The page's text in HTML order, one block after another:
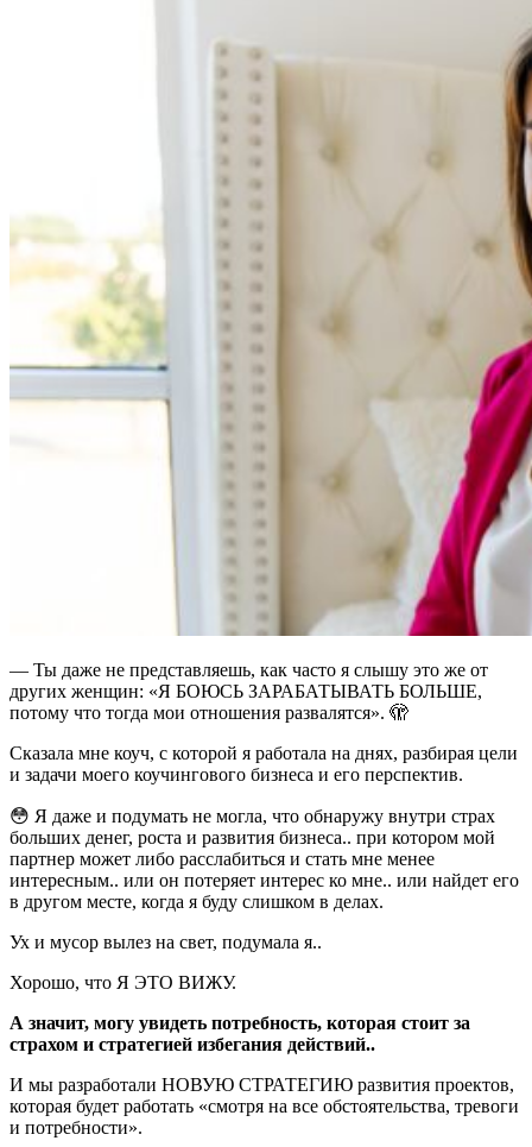
— Ты даже не представляешь, как часто я слышу это же от
других женщин: «Я БОЮСЬ ЗАРАБАТЫВАТЬ БОЛЬШЕ,
потому что тогда мои отношения развалятся». 🫣
Сказала мне коуч, с которой я работала на днях, разбирая цели
и задачи моего коучингового бизнеса и его перспектив.
😳 Я даже и подумать не могла, что обнаружу внутри страх
больших денег, роста и развития бизнеса.. при котором мой
партнер может либо расслабиться и стать мне менее
интересным.. или он потеряет интерес ко мне.. или найдет его
в другом месте, когда я буду слишком в делах.
Ух и мусор вылез на свет, подумала я..
Хорошо, что Я ЭТО ВИЖУ.
А значит, могу увидеть потребность, которая стоит за
страхом и стратегией избегания действий..
И мы разработали НОВУЮ СТРАТЕГИЮ развития проектов,
которая будет работать «смотря на все обстоятельства, тревоги
и потребности».